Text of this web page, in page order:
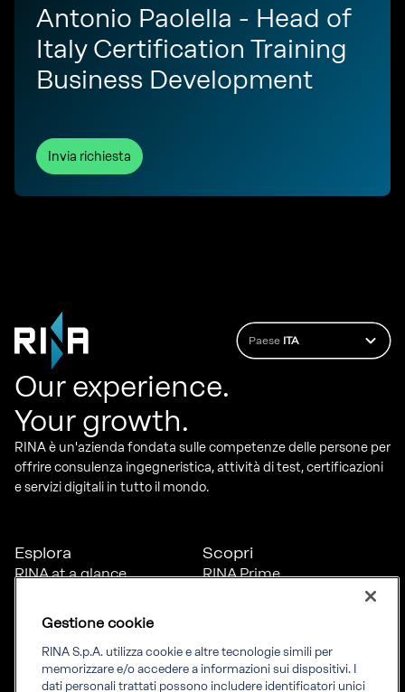
Antonio Paolella - Head of
Italy Certification Training
Business Development
Invia richiesta
Paese ITA
Our experience.
Your growth.
RINA è un'azienda fondata sulle competenze delle persone per
offrire consulenza ingegneristica, attività di test, certificazioni
e servizi digitali in tutto il mondo.
Esplora
RINA at a glance
inclusione
News
Progetti
Sostenibilità
Scopri
RINA Prime
Gestione cookie
RINA S.p.A. utilizza cookie e altre tecnologie simili per
memorizzare e/o accedere a informazioni sui dispositivi. I
dati personali trattati possono includere identificatori unici